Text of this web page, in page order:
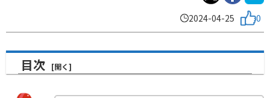
2024-04-25 0
目次